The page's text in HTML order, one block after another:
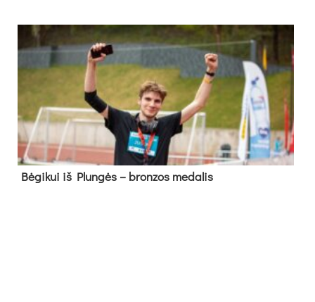
Bė­gi­kui iš Plun­gės – bron­zos me­da­lis